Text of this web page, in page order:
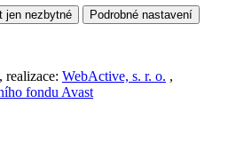
jen nezbytné Podrobné nastavení
, realizace: WebActive, s. r. o. ,
fondu Avast